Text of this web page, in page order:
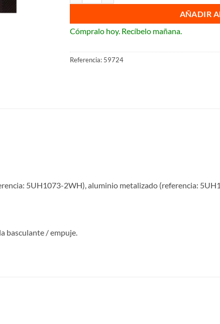
AÑADIR
Cómpralo hoy. Recíbelo mañana.
Referencia: 59724
5UH1073-2WH), aluminio metalizado (referencia:
basculante / empuje.